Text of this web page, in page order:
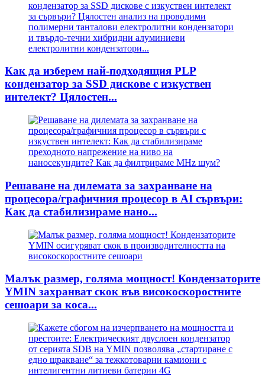
Как да изберем най-подходящия PLP
кондензатор за SSD дискове с изкуствен
интелект? Цялостен...
Решаване на дилемата за захранване на
процесора/графичния процесор в AI сървъри:
Как да стабилизираме нано...
Малък размер, голяма мощност! Кондензаторите
YMIN захранват скок във високоскоростните
сешоари за коса...